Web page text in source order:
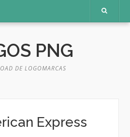
PNG
DE LOGOMARCAS
Express